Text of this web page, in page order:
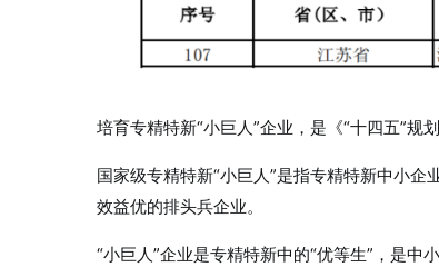
培育专精特新“小巨人”企业，是《“十四五”规
国家级专精特新“小巨人”是指专精特新中小
效益优的排头兵企业。
“小巨人”企业是专精特新中的“优等生”，是中